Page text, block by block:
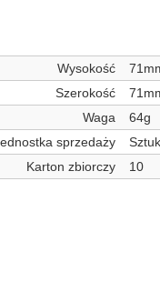
Wysokość
Szerokość
Waga
64g
sprzedaży
Karton zbiorczy
10